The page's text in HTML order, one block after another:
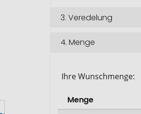
3.Veredelung
4.Menge
Ihre Wunschmenge:
Menge